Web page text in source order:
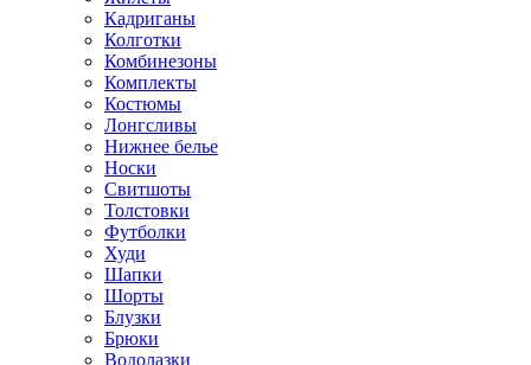
Кадриганы
Колготки
Комбинезоны
Комплекты
Костюмы
Лонгсливы
Нижнее белье
Носки
Свитшоты
Толстовки
Футболки
Худи
Шапки
Шорты
Блузки
Брюки
Водолазки